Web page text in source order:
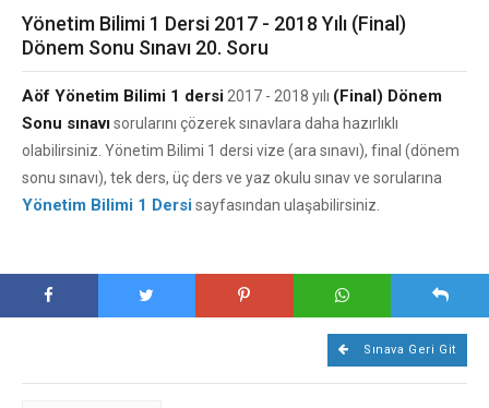
Yönetim Bilimi 1 Dersi 2017 - 2018 Yılı (Final)
Dönem Sonu Sınavı 20. Soru
Aöf Yönetim Bilimi 1 dersi 2017 - 2018 yılı (Final) Dönem
Sonu sınavısorularını çözerek sınavlara daha hazırlıklı
olabilirsiniz. Yönetim Bilimi 1 dersi vize (ara sınavı), final (dönem
sonu sınavı), tek ders, üç ders ve yaz okulu sınav ve sorularına
Yönetim Bilimi 1 Dersisayfasından ulaşabilirsiniz.
Sınava Geri Git